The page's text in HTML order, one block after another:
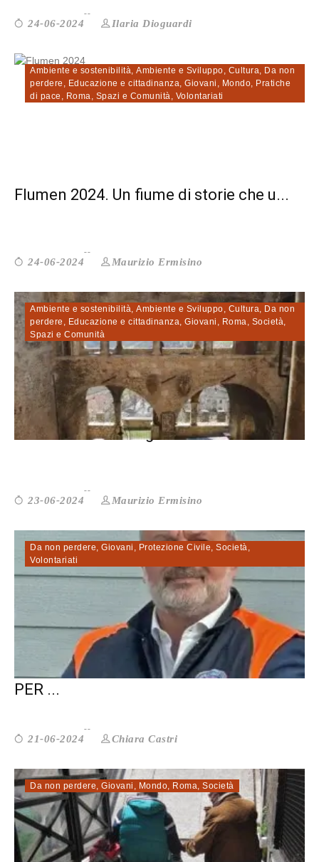
24-06-2024 Ilaria Dioguardi
Ambiente e sostenibilità, Ambiente e Sviluppo, Cultura, Da non
perdere , Educazione e cittadinanza, Giovani , Mondo, Pratiche
di pace , Roma, Spazi e Comunità, Volontariati
Flumen 2024. Un fiume di storie che u...
24-06-2024 Maurizio Ermisino
Ambiente e sostenibilità, Ambiente e Sviluppo, Cultura, Da non
perdere , Educazione e cittadinanza, Giovani , Roma, Società,
Spazi e Comunità
Una libreria e tanti giovani. Così un...
23-06-2024 Maurizio Ermisino
Da non perdere, Giovani , Protezione Civile, Società,
Volontariati
MASSIMO LA PIETRA: CON CSV LAZIO
PER ...
21-06-2024 Chiara Castri
Da non perdere, Giovani , Mondo, Roma, Società